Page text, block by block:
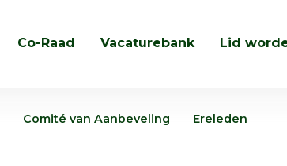
Co-Raad Vacaturebank Lid
Zoeken
Comité van Aanbeveling
Ereleden